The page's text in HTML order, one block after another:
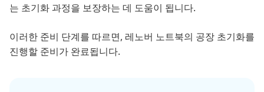
는 초기화 과정을 보장하는 데 도움이 됩니다.
이러한 준비 단계를 따르면, 레노버 노트북의 공장 초기화를
진행할 준비가 완료됩니다.